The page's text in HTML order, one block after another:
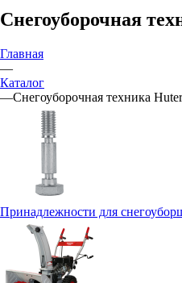
Снегоуборочная
Главная
—
Каталог
—Снегоуборочная техника Huter
Принадлежности для